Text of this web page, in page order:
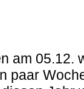
am 05.12.
paar